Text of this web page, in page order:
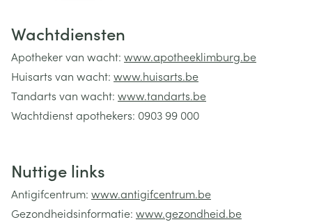
Wachtdiensten
Apotheker van wacht: www.apotheeklimburg.be
Huisarts van wacht: www.huisarts.be
Tandarts van wacht: www.tandarts.be
Wachtdienst apothekers: 0903 99 000
Nuttige links
Antigifcentrum: www.antigifcentrum.be
Gezondheidsinformatie: www.gezondheid.be